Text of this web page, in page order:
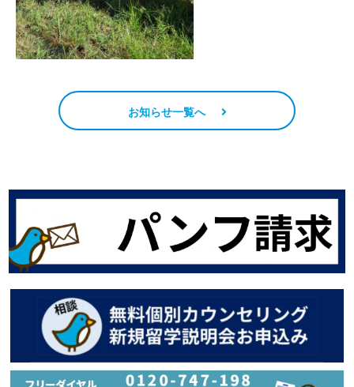
お知らせ一覧へ